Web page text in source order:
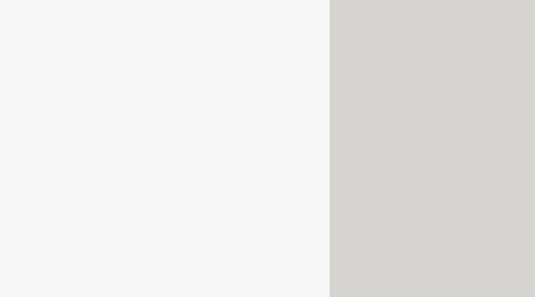
tu navegador. Para ello,
de la opción de envío de